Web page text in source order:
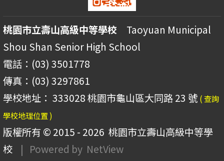
桃園市立壽山高級中等學校 Taoyuan Municipal
Shou Shan Senior High School
電話：(03) 3501778
傳真：(03) 3297861
學校地址： 333028 桃園市龜山區大同路 23 號 ( 查詢
學校地理位置 )
版權所有 © 2015 - 2026 桃園市立壽山高級中等學
校
| Powered by NetView